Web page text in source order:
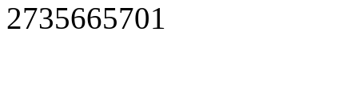
2735665701